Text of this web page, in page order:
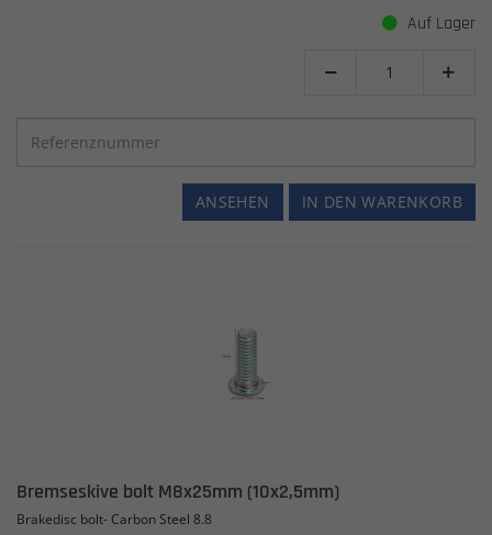
Auf Lager
 
IN DEN WARENKORB
ANSEHEN
Bremseskive bolt M8x25mm (10x2,5mm)
Brakedisc bolt- Carbon Steel 8.8